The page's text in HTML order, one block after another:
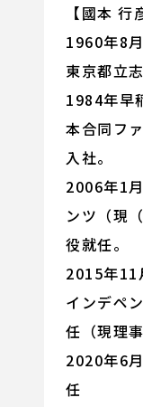
【國本 行
1960年8
東京都立
1984年早
本合同フ
入社。
2006年1
ンツ（現
役就任。
2015年
インデペ
任（現理事
2020年6
任